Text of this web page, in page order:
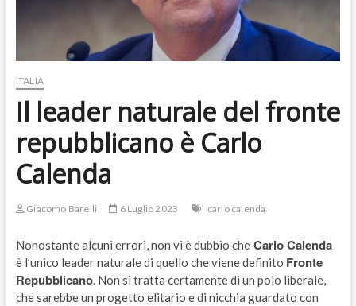
ITALIA
Il leader naturale del fronte
repubblicano è Carlo
Calenda
Giacomo Barelli 6 Luglio 2023 carlo calenda
Nonostante alcuni errori, non vi è dubbio cheCarlo Calenda
è l’unico leader naturale di quello che viene definito Fronte
Repubblicano. Non si tratta certamente di un polo liberale,
che sarebbe un progetto elitario e di nicchia guardato con